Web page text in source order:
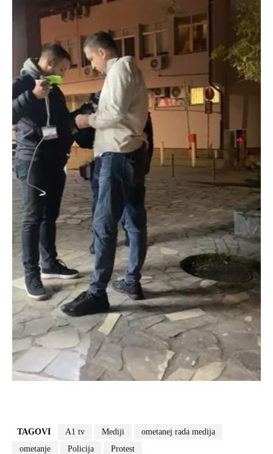
TAGOVI A1 tv Mediji
ometanej rada medija
ometanje
Policija Protest